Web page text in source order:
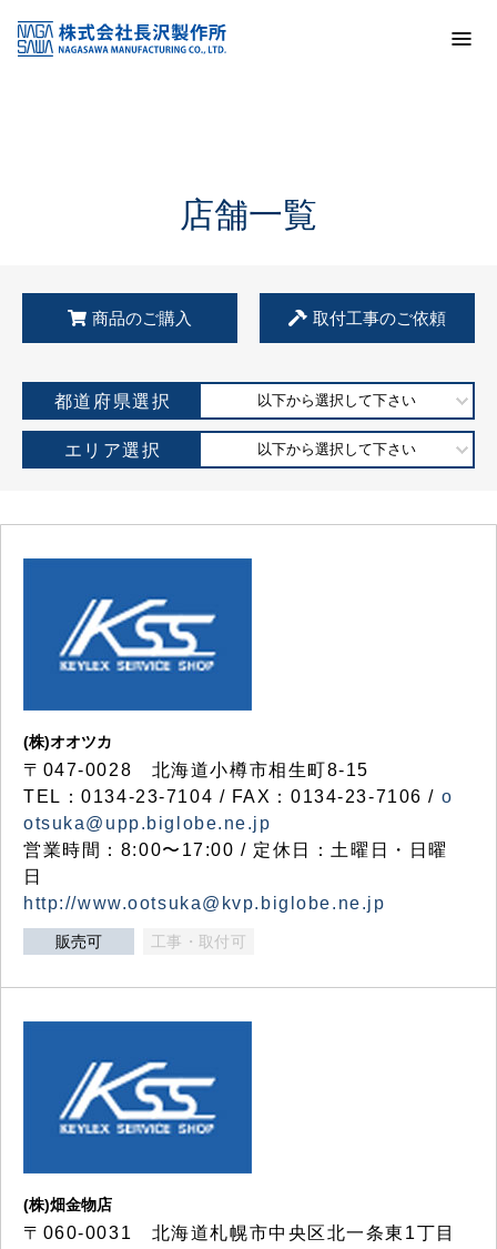
KSS加盟店・取扱店情報
店舗一覧
店舗一覧
商品のご購入 取付工事のご依頼
都道府県選択 以下から選択して下さい
エリア選択 以下から選択して下さい
(株)オオツカ
〒047-0028 北海道小樽市相生町8-15
TEL：0134-23-7104 / FAX：0134-23-7106 / o
otsuka@upp.biglobe.ne.jp
営業時間：8:00〜17:00 / 定休日：土曜日・日曜
日
http://www.ootsuka@kvp.biglobe.ne.jp
販売可 工事・取付可
(株)畑金物店
〒060-0031 北海道札幌市中央区北一条東1丁目